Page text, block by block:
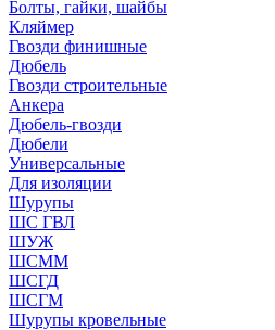
Болты, гайки, шайбы
Кляймер
Гвозди финишные
Дюбель
Гвозди строительные
Анкера
Дюбель-гвозди
Дюбели
Универсальные
Для изоляции
Шурупы
ШС ГВЛ
ШУЖ
ШСММ
ШСГД
ШСГМ
Шурупы кровельные